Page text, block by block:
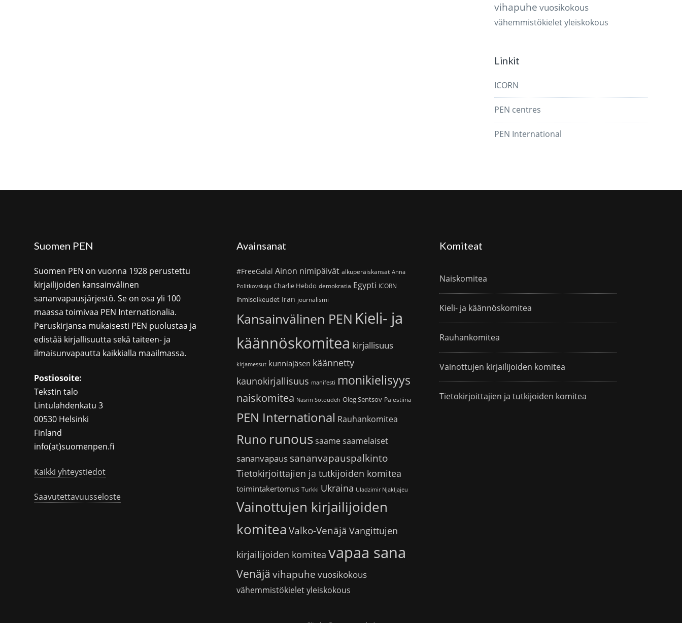
vihapuhe vuosikokous
vähemmistökieletyleiskokous
Linkit
ICORN
PEN centres
PEN International
Suomen PEN
Suomen PEN on vuonna 1928 perustettu
kirjailijoiden kansainvälinen
sananvapausjärjestö. Se on osa yli 100
maassa toimivaa PEN Internationalia.
Peruskirjansa mukaisesti PEN puolustaa ja
edistää kirjallisuutta sekä taiteen- ja
ilmaisunvapautta kaikkialla maailmassa.
Postiosoite:
Tekstin talo
Lintulahdenkatu 3
00530 Helsinki
Finland
info(at)suomenpen.fi
Kaikki yhteystiedot
Saavutettavuusseloste
Avainsanat
#FreeGalal Ainon nimipäivät alkuperäiskansat Anna
Politkovskaja Charlie Hebdo demokratia Egypti ICORN
ihmisoikeudet Iran journalismi
Kansainvälinen PEN Kieli- ja
käännöskomitea kirjallisuus
kirjamessut kunniajäsen käännetty
kaunokirjallisuus manifesti monikielisyys
naiskomitea Nasrin Sotoudeh Oleg Sentsov Palestiina
PEN International Rauhankomitea
Runo runoussaamesaamelaiset
sananvapaus sananvapauspalkinto
Tietokirjoittajien ja tutkijoiden komitea
toimintakertomus Turkki Ukraina Uladzimir Njakljajeu
Vainottujen kirjailijoiden
komitea Valko-Venäjä Vangittujen
kirjailijoiden komitea vapaa sana
Venäjä vihapuhe vuosikokous
vähemmistökieletyleiskokous
Komiteat
Naiskomitea
Kieli- ja käännöskomitea
Rauhankomitea
Vainottujen kirjailijoiden komitea
Tietokirjoittajien ja tutkijoiden komitea